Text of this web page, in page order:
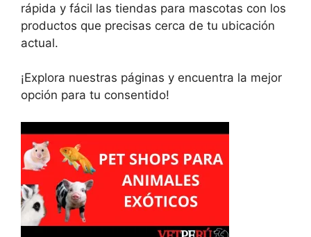
rápida y fácil las tiendas para mascotas con los
productos que precisas cerca de tu ubicación
actual.
¡Explora nuestras páginas y encuentra la mejor
opción para tu consentido!